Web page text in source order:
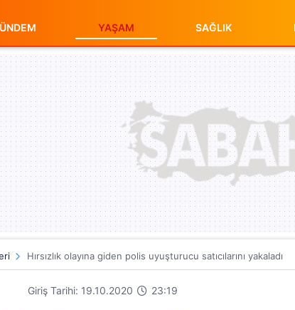
YAŞAM SAĞLIK
Hırsızlık olayına giden polis uyuşturucu satıcılarını yakaladı
Giriş Tarihi: 19.10.2020 23:19